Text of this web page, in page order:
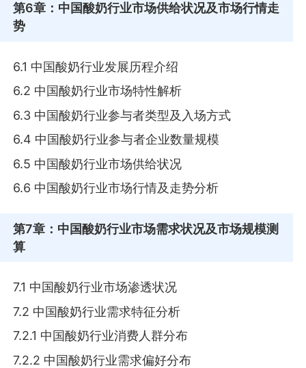
第6章 ：中国酸奶行业市场供给状况及市场行情走
势
6.1 中国酸奶行业发展历程介绍
6.2 中国酸奶行业市场特性解析
6.3 中国酸奶行业参与者类型及入场方式
6.4 中国酸奶行业参与者企业数量规模
6.5 中国酸奶行业市场供给状况
6.6 中国酸奶行业市场行情及走势分析
第7章 ：中国酸奶行业市场需求状况及市场规模测
算
7.1 中国酸奶行业市场渗透状况
7.2 中国酸奶行业需求特征分析
7.2.1 中国酸奶行业消费人群分布
7.2.2 中国酸奶行业需求偏好分布